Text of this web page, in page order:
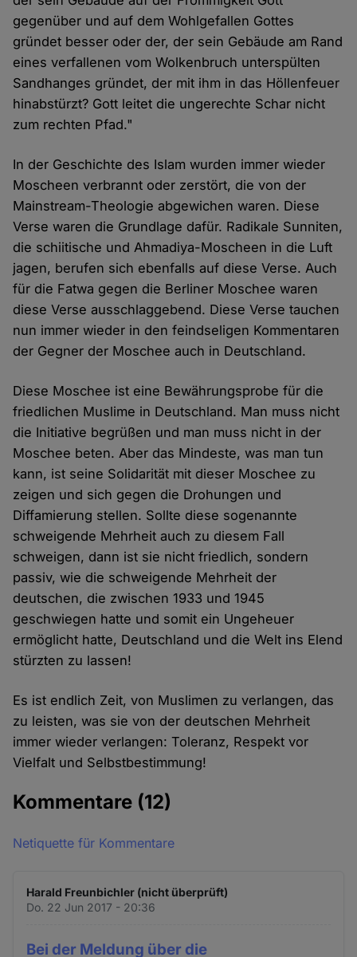
gegenüber und auf dem Wohlgefallen Gottes
gründet besser oder der, der sein Gebäude am Rand
eines verfallenen vom Wolkenbruch unterspülten
Sandhanges gründet, der mit ihm in das Höllenfeuer
hinabstürzt? Gott leitet die ungerechte Schar nicht
zum rechten Pfad."
In der Geschichte des Islam wurden immer wieder
Moscheen verbrannt oder zerstört, die von der
Mainstream-Theologie abgewichen waren. Diese
Verse waren die Grundlage dafür. Radikale Sunniten,
die schiitische und Ahmadiya-Moscheen in die Luft
jagen, berufen sich ebenfalls auf diese Verse. Auch
für die Fatwa gegen die Berliner Moschee waren
diese Verse ausschlaggebend. Diese Verse tauchen
nun immer wieder in den feindseligen Kommentaren
der Gegner der Moschee auch in Deutschland.
Diese Moschee ist eine Bewährungsprobe für die
friedlichen Muslime in Deutschland. Man muss nicht
die Initiative begrüßen und man muss nicht in der
Moschee beten. Aber das Mindeste, was man tun
kann, ist seine Solidarität mit dieser Moschee zu
zeigen und sich gegen die Drohungen und
Diffamierung stellen. Sollte diese sogenannte
schweigende Mehrheit auch zu diesem Fall
schweigen, dann ist sie nicht friedlich, sondern
passiv, wie die schweigende Mehrheit der
deutschen, die zwischen 1933 und 1945
geschwiegen hatte und somit ein Ungeheuer
ermöglicht hatte, Deutschland und die Welt ins Elend
stürzten zu lassen!
Es ist endlich Zeit, von Muslimen zu verlangen, das
zu leisten, was sie von der deutschen Mehrheit
immer wieder verlangen: Toleranz, Respekt vor
Vielfalt und Selbstbestimmung!
Kommentare (12)
Netiquette für Kommentare
Harald Freunbichler (nicht überprüft)
Do. 22 Jun 2017 - 20:36
Bei der Meldung über die